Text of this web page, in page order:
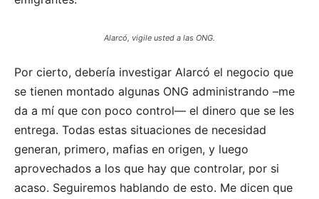
Alarcó, vigile usted a las ONG.
Por cierto, debería investigar Alarcó el negocio que
se tienen montado algunas ONG administrando –me
da a mí que con poco control— el dinero que se les
entrega. Todas estas situaciones de necesidad
generan, primero, mafias en origen, y luego
aprovechados a los que hay que controlar, por si
acaso. Seguiremos hablando de esto. Me dicen que